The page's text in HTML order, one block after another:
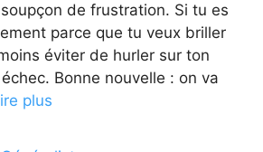
de frustration. Si tu es
parce que tu veux briller
éviter de hurler sur ton
Bonne nouvelle : on va
plus